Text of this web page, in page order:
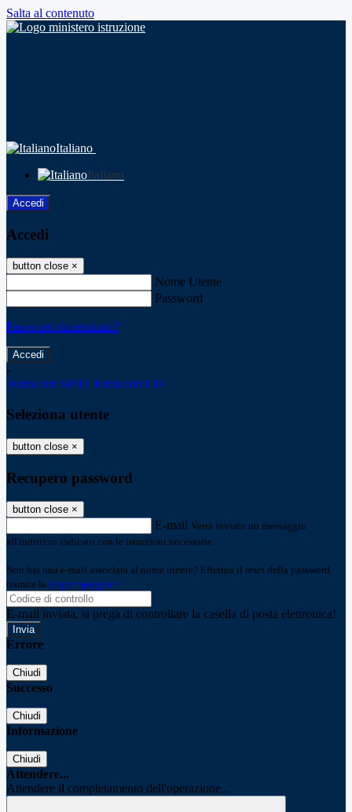
Salta al contenuto
Italiano
Italiano
Accedi
Accedi
button close ×
Nome Utente
Password
Password dimenticata?
-
Entra con SPID Entra con CIE
Seleziona utente
button close ×
Recupero password
button close ×
E-mail Verrà inviato un messaggio
all'indirizzo indicato con le istruzioni necessarie.
Non hai una e-mail associata al nome utente? Effettua il reset della password
tramite la Login Spaggiari
E-mail inviata, si prega di controllare la casella di posta elettronica!
Errore
Chiudi
Successo
Chiudi
Informazione
Chiudi
Attendere...
Attendere il completamento dell'operazione...